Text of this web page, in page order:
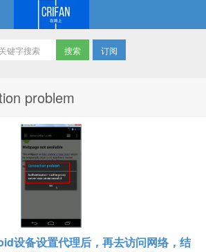
订阅
problem
设备设置代理后，再去访问网络，结